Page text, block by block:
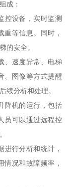
成：
控设备，实时监测
重等信息。同时，
的安全。
、速度异常、电梯
、图像等方式提醒
续分析和处理。
降机的运行，包括
员可以通过远程控
进行分析和统计，
况和故障频率，